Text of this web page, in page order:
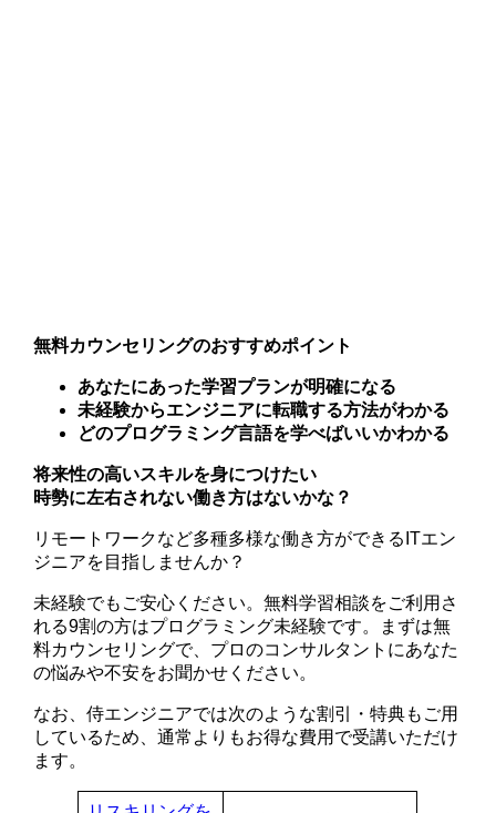
無料カウンセリングのおすすめポイント
あなたにあった学習プランが明確になる
未経験からエンジニアに転職する方法がわかる
どのプログラミング言語を学べばいいかわかる
将来性の高いスキルを身につけたい
時勢に左右されない働き方はないかな？
リモートワークなど多種多様な働き方ができるITエン
ジニアを目指しませんか？
未経験でもご安心ください。無料学習相談をご利用さ
れる9割の方はプログラミング未経験です。まずは無
料カウンセリングで、プロのコンサルタントにあなた
の悩みや不安をお聞かせください。
なお、侍エンジニアでは次のような割引・特典もご用
しているため、通常よりもお得な費用で受講いただけ
ます。